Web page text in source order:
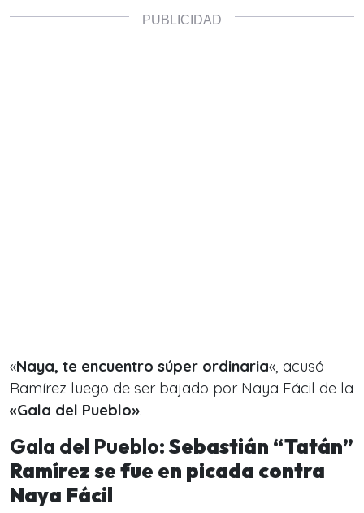
«Naya, te encuentro súper ordinaria«, acusó
Ramírez luego de ser bajado por Naya Fácil de la
«Gala del Pueblo».
Gala del Pueblo:Sebastián “Tatán”
Ramírez se fue en picada contra
Naya Fácil